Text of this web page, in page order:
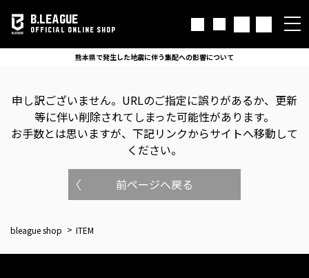
B.LEAGUE
OFFICIAL ONLINE SHOP
熊本県で発生した地震に伴う集配への影響について
申し訳ございません。 URLのご指定に誤りがあるか、更新
等に伴い削除されてしまった可能性があります。
お手数とは思いますが、下記リンクからサイトへ移動して
ください。
前ページへ戻る
bleague shop ITEM